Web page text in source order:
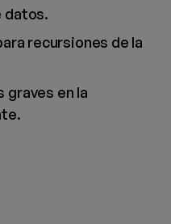
datos.
recursiones de la
graves en la